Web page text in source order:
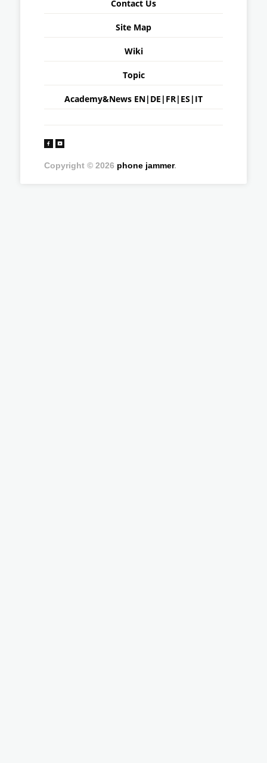
Contact Us
Site Map
Wiki
Topic
Academy&News EN| DE | FR| ES | IT
Copyright © 2026 phone jammer.